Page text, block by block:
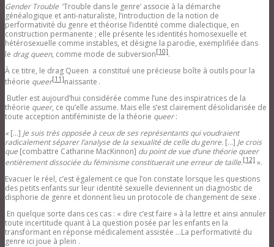
Gender Trouble ‘Trouble dans le genre’ associe à la démarche
généalogique et anti-naturaliste, l’introduction de la notion de
performativité du genre et théorise l’identité comme dialectique, en
construction permanente ; elle présente les identités homosexuelle et
hétérosexuelle comme instables, et désigne la parodie, exemplifiée dans
le drag queen, comme mode de subversion[10].
À ce titre, le drag Queen a constitué une précieuse boîte à outils pour la
théorie queer[11]naissante .
Butler est aujourd’hui considérée comme l’une des inspiratrices de la
théorie queer, ce qu’elle assume. Mais elle s’est clairement désolidarisée de
toute acception antiféministe de la théorie queer:
«[…] Je suis très opposée à ceux de ses représentants qui voudraient
radicalement séparer l’analyse de la sexualité de celle du genre. […] Je crois
que [combattre Catharine MacKinnon] du point de vue d’une théorie queer
entièrement dissociée du féminisme constituerait une erreur de taille.[12] ».
Evacuer le réel, c’est également ce que l’on constate lorsque les questions
des petits enfants sur leur identité sexuelle deviennent un diagnostic de
disphorie de genre et donnent lieu un protocole de changement de sexe .
En quelque sorte dans ces cas : « dire c’est faire » à la lettre et ainsi annuler
toute incertitude quant à La question posée par les enfants en la
transformant en réponse médicalement assistée …La performativité du
genre ici joue à plein .